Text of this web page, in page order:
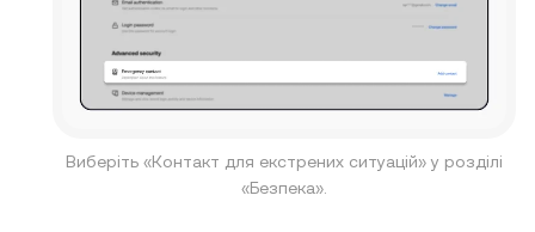
Виберіть «Контакт для екстрених ситуацій» у розділі
«Безпека».